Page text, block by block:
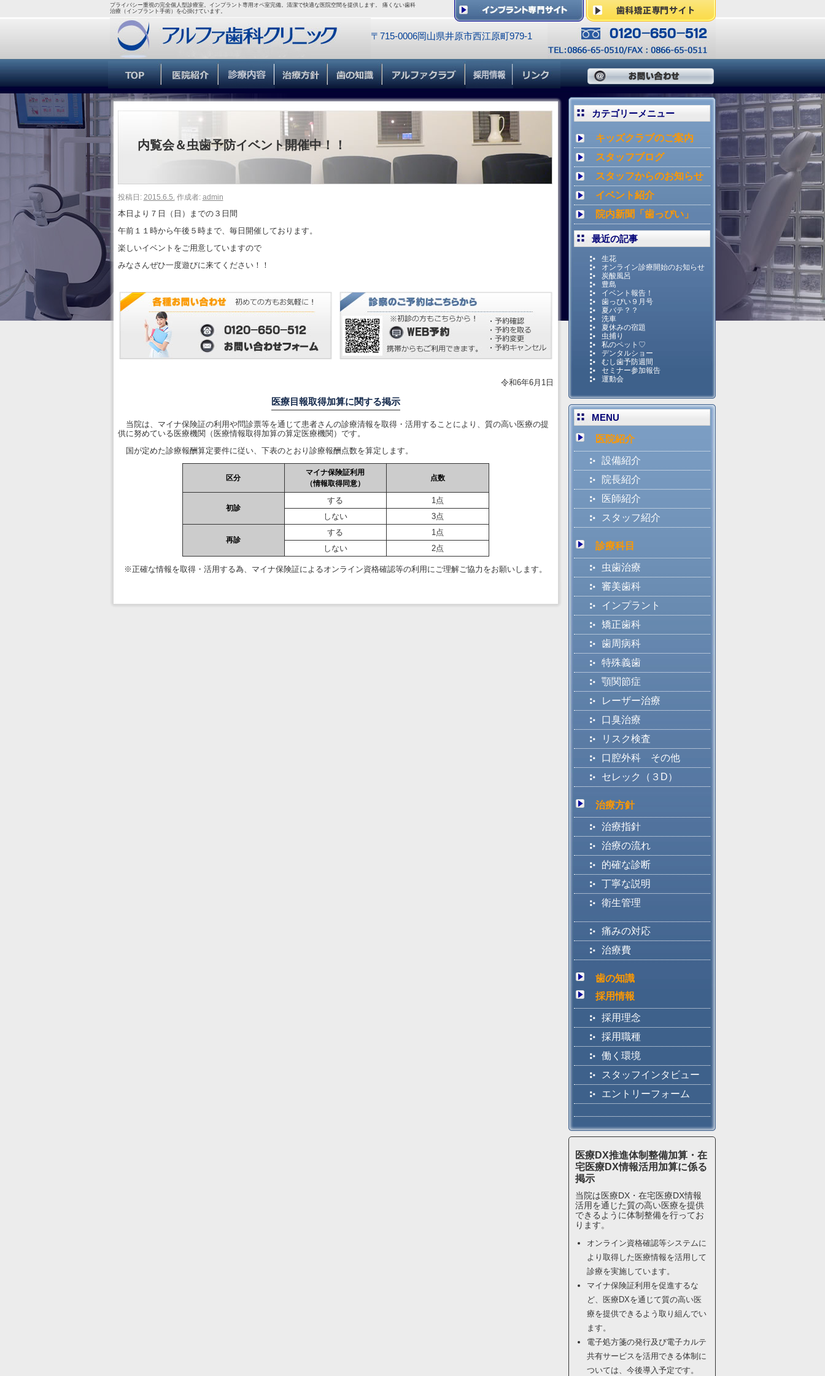
プライバシー重視の完全個人型診療室。インプラント専用オペ室完備。清潔で快適な医院空間を提供します。 痛くない歯科
治療（インプラント手術）を心掛けています。
〒715-0006岡山県井原市西江原町979-1
内覧会＆虫歯予防イベント開催中！！
投稿日: 2015.6.5. 作成者: admin
本日より７日（日）までの３日間
午前１１時から午後５時まで、毎日開催しております。
楽しいイベントをご用意していますので
みなさんぜひ一度遊びに来てください！！
令和6年6月1日
医療目報取得加算に関する掲示
当院は、マイナ保険証の利用や問診票等を通じて患者さんの診療清報を取得・活用することにより、質の高い医療の提
供に努めている医療機関（医療情報取得加算の算定医療機関）です。
国が定めた診療報酬算定要件に従い、下表のとおり診療報酬点数を算定します。
区分
マイナ保険証利用
（情報取得同意）
点数
初診
する
1点
しない
3点
再診
する
1点
しない
2点
※正確な情報を取得・活用する為、マイナ保険証によるオンライン資格確認等の利用にご理解ご協力をお願いします。
カテゴリーメニュー
キッズクラブのご案内
スタッフブログ
スタッフからのお知らせ
イベント紹介
院内新聞「歯っぴい」
最近の記事
生花
オンライン診療開始のお知らせ
炭酸風呂
豊島
イベント報告！
歯っぴい９月号
夏バテ？？
洗車
夏休みの宿題
虫捕り
私のペット♡
デンタルショー
むし歯予防週間
セミナー参加報告
運動会
MENU
医院紹介
設備紹介
院長紹介
医師紹介
スタッフ紹介
診療科目
虫歯治療
審美歯科
インプラント
矯正歯科
歯周病科
特殊義歯
顎関節症
レーザー治療
口臭治療
リスク検査
口腔外科 その他
セレック（３D）
治療方針
治療指針
治療の流れ
的確な診断
丁寧な説明
衛生管理
痛みの対応
治療費
歯の知識
採用情報
採用理念
採用職種
働く環境
スタッフインタビュー
エントリーフォーム
医療DX推進体制整備加算・在
宅医療DX情報活用加算に係る
掲示
当院は医療DX・在宅医療DX情報
活用を通じた質の高い医療を提供
できるように体制整備を行ってお
ります。
オンライン資格確認等システムに
より取得した医療情報を活用して
診療を実施しています。
マイナ保険証利用を促進するな
ど、医療DXを通じて質の高い医
療を提供できるよう取り組んでい
ます。
電子処方箋の発行及び電子カルテ
共有サービスを活用できる体制に
ついては、今後導入予定です。